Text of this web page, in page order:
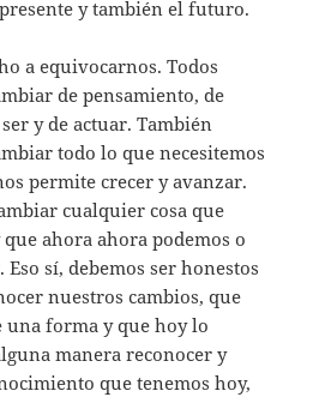
presente y también el futuro.
a equivocarnos. Todos
de pensamiento, de
y de actuar. También
todo lo que necesitemos
permite crecer y avanzar.
cualquier cosa que
ahora ahora podemos o
sí, debemos ser honestos
nuestros cambios, que
una forma y que hoy lo
manera reconocer y
que tenemos hoy,